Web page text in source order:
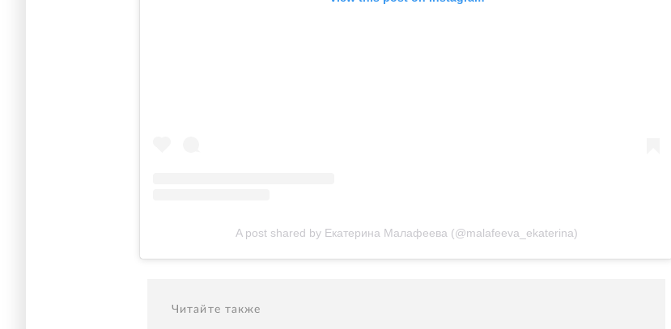
A post shared by Екатерина Малафеева (@malafeeva_ekaterina)
Читайте также